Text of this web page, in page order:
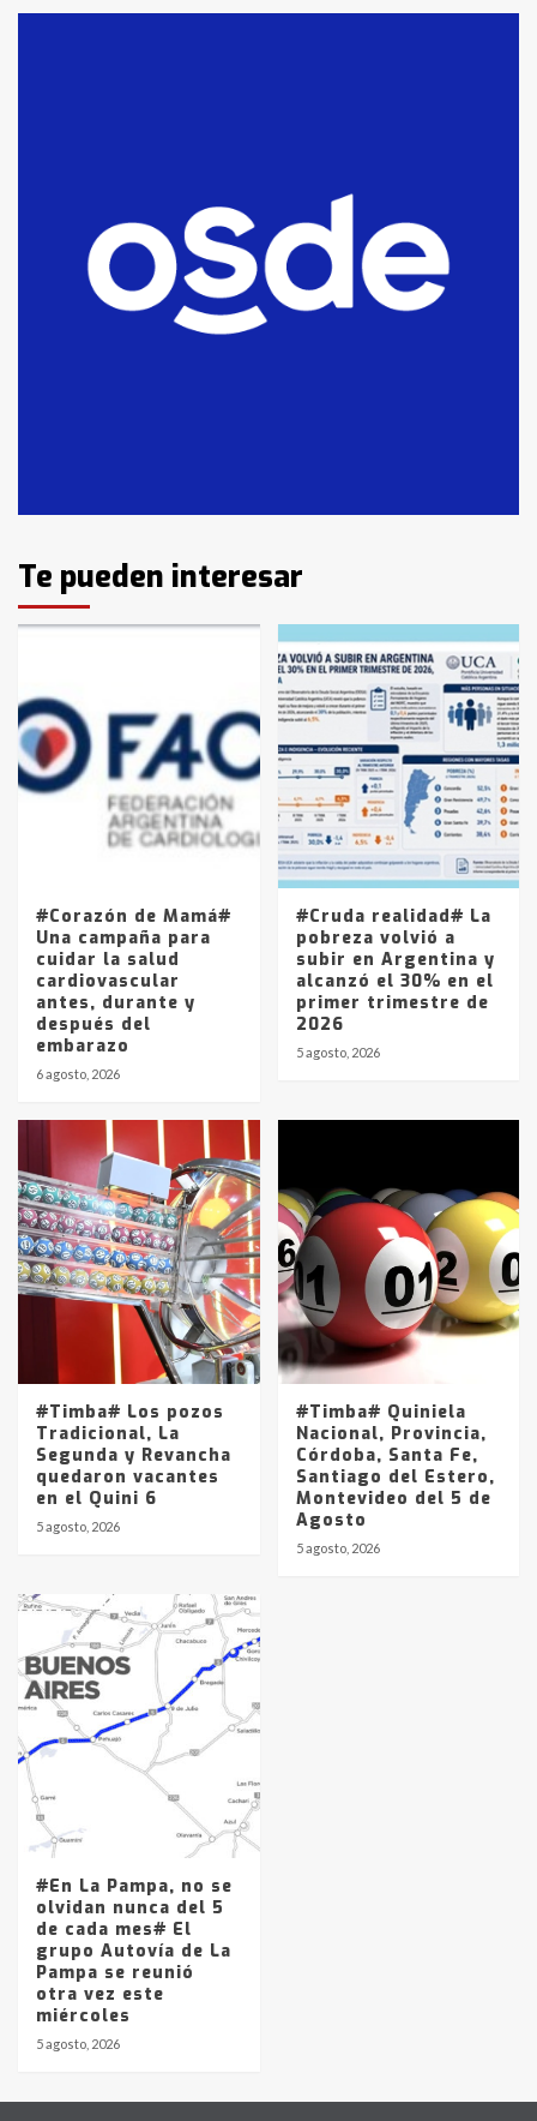
fueron detenidos por
comercialización de drogas en la
tarde del sábado
T.Lauquen: se vendió el edificio de
lo que fue la planta Industrial del
3
Identidad de los adolescentes
pampeanos que fueron
en la mañana del lunes
4
Accidente en Ruta 5: falleció un
joven de Trenque Lauquen
Los precios de los combustibles en
La Pampa, desde YPF hasta Axion
entre 857 a 1338 pesos
Te pueden interesar
#Corazón de Mamá#
Una campaña para
cuidar la salud
cardiovascular
antes, durante y
después del
embarazo
6 agosto, 2026
#Cruda realidad# La
pobreza volvió a
subir en Argentina y
alcanzó el 30% en el
primer trimestre de
2026
5 agosto, 2026
#Timba# Los pozos
Tradicional, La
Segunda y Revancha
quedaron vacantes
en el Quini 6
5 agosto, 2026
#Timba# Quiniela
Nacional, Provincia,
Córdoba, Santa Fe,
Santiago del Estero,
Montevideo del 5 de
Agosto
5 agosto, 2026
#En La Pampa, no se
olvidan nunca del 5
de cada mes# El
grupo Autovía de La
Pampa se reunió
otra vez este
miércoles
5 agosto, 2026